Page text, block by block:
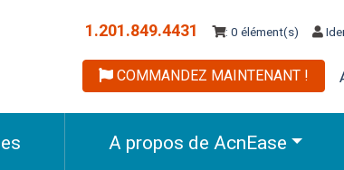
1.201.849.4431 : 0 élément(s)
COMMANDEZ MAINTENANT !
A propos de AcnEase